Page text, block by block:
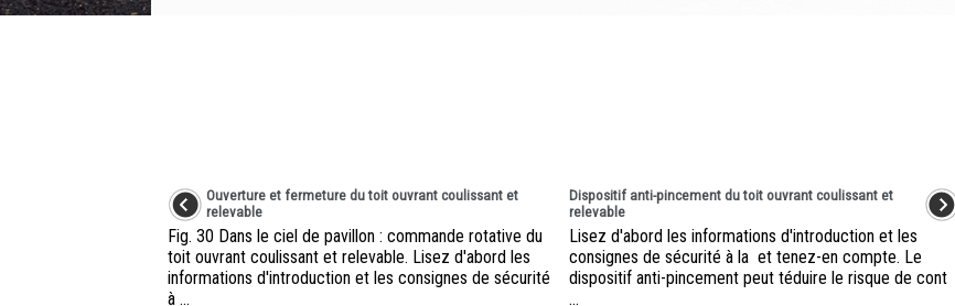
Ouverture et fermeture du toit ouvrant coulissant et
relevable
Fig. 30 Dans le ciel de pavillon : commande rotative du
toit ouvrant coulissant et relevable. Lisez d'abord les
informations d'introduction et les consignes de sécurité
à ...
Dispositif anti-pincement du toit ouvrant coulissant et
relevable
Lisez d'abord les informations d'introduction et les
consignes de sécurité à la et tenez-en compte. Le
dispositif anti-pincement peut téduire le risque de cont
...